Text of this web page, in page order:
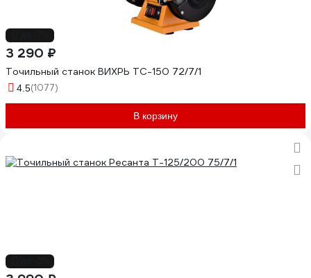
3 290 ₽
Точильный станок ВИХРЬ ТС-150 72/7/1
4.5(1077)
В корзину